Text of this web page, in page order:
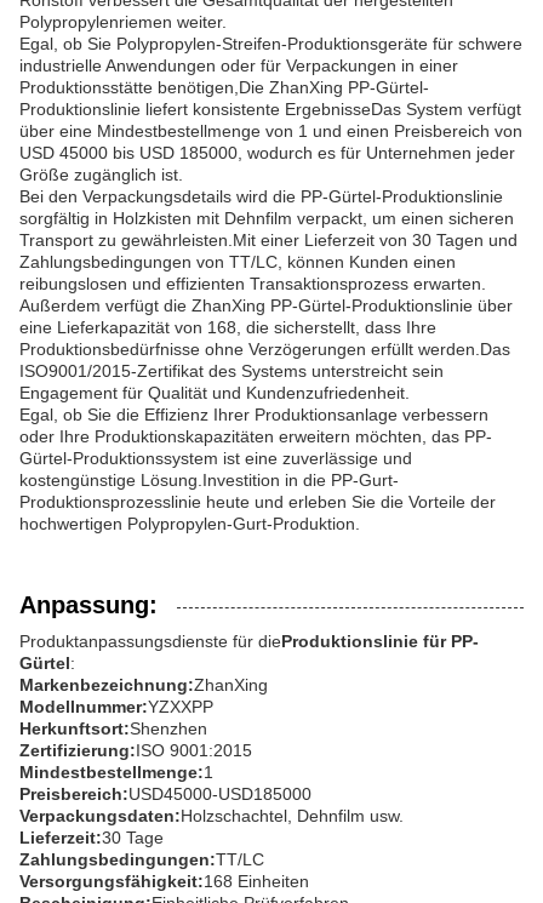
Polypropylenriemen weiter.
Egal, ob Sie Polypropylen-Streifen-Produktionsgeräte für schwere
industrielle Anwendungen oder für Verpackungen in einer
Produktionsstätte benötigen,Die ZhanXing PP-Gürtel-
Produktionslinie liefert konsistente ErgebnisseDas System verfügt
über eine Mindestbestellmenge von 1 und einen Preisbereich von
USD 45000 bis USD 185000, wodurch es für Unternehmen jeder
Größe zugänglich ist.
Bei den Verpackungsdetails wird die PP-Gürtel-Produktionslinie
sorgfältig in Holzkisten mit Dehnfilm verpackt, um einen sicheren
Transport zu gewährleisten.Mit einer Lieferzeit von 30 Tagen und
Zahlungsbedingungen von TT/LC, können Kunden einen
reibungslosen und effizienten Transaktionsprozess erwarten.
Außerdem verfügt die ZhanXing PP-Gürtel-Produktionslinie über
eine Lieferkapazität von 168, die sicherstellt, dass Ihre
Produktionsbedürfnisse ohne Verzögerungen erfüllt werden.Das
ISO9001/2015-Zertifikat des Systems unterstreicht sein
Engagement für Qualität und Kundenzufriedenheit.
Egal, ob Sie die Effizienz Ihrer Produktionsanlage verbessern
oder Ihre Produktionskapazitäten erweitern möchten, das PP-
Gürtel-Produktionssystem ist eine zuverlässige und
kostengünstige Lösung.Investition in die PP-Gurt-
Produktionsprozesslinie heute und erleben Sie die Vorteile der
hochwertigen Polypropylen-Gurt-Produktion.
Anpassung:
Produktanpassungsdienste für dieProduktionslinie für PP-
Gürtel:
Markenbezeichnung:ZhanXing
Modellnummer:YZXXPP
Herkunftsort:Shenzhen
Zertifizierung:ISO 9001:2015
Mindestbestellmenge:1
Preisbereich:USD45000-USD185000
Verpackungsdaten:Holzschachtel, Dehnfilm usw.
Lieferzeit:30 Tage
Zahlungsbedingungen:TT/LC
Versorgungsfähigkeit:168 Einheiten